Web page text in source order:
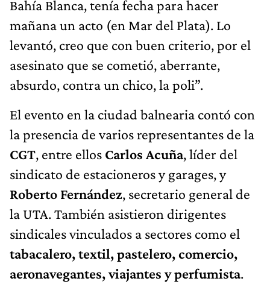
Bahía Blanca, tenía fecha para hacer
mañana un acto (en Mar del Plata). Lo
levantó, creo que con buen criterio, por el
asesinato que se cometió, aberrante,
absurdo, contra un chico, la poli”.
El evento en la ciudad balnearia contó con
la presencia de varios representantes de la
CGT, entre ellos Carlos Acuña, líder del
sindicato de estacioneros y garages, y
Roberto Fernández, secretario general de
la UTA. También asistieron dirigentes
sindicales vinculados a sectores como el
tabacalero, textil, pastelero, comercio,
aeronavegantes, viajantes y perfumista.